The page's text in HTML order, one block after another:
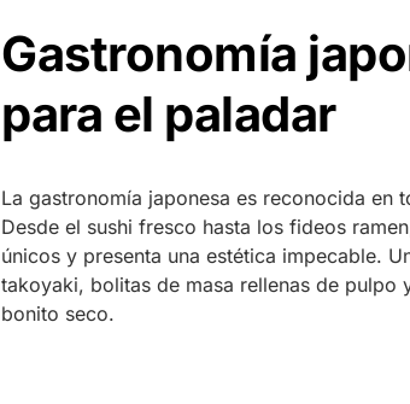
Gastronomía
para el paladar
La gastronomía japonesa es reconocida
Desde el sushi fresco hasta los fideos
únicos y presenta una estética impecable.
takoyaki, bolitas de masa rellenas de
bonito seco.